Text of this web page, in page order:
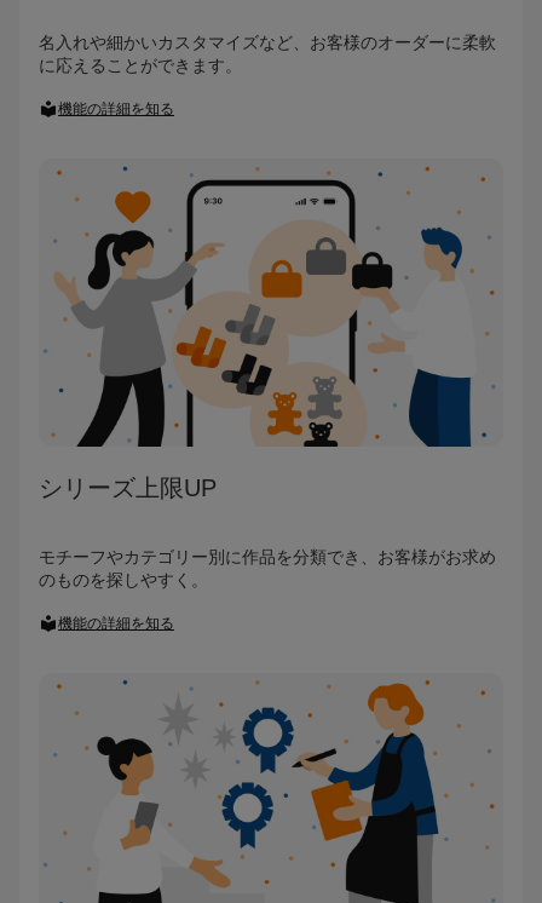
名入れや細かいカスタマイズなど、お客様のオーダーに柔軟
に応えることができます。
機能の詳細を知る
シリーズ上限UP
モチーフやカテゴリー別に作品を分類でき、お客様がお求め
のものを探しやすく。
機能の詳細を知る